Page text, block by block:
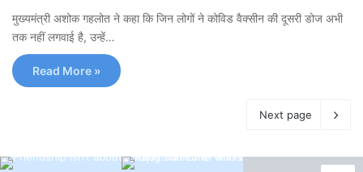
मुख्यमंत्री अशोक गहलोत ने कहा कि जिन लोगों ने कोविड वैक्सीन की दूसरी डोज अभी
तक नहीं लगवाई है, उन्हें…
Read More »
Next page